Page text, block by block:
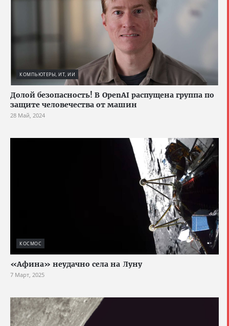
КОМПЬЮТЕРЫ, ИТ, ИИ
Долой безопасность! В OpenAI распущена группа по
защите человечества от машин
28 Май, 2024
КОСМОС
«Афина» неудачно села на Луну
7 Март, 2025